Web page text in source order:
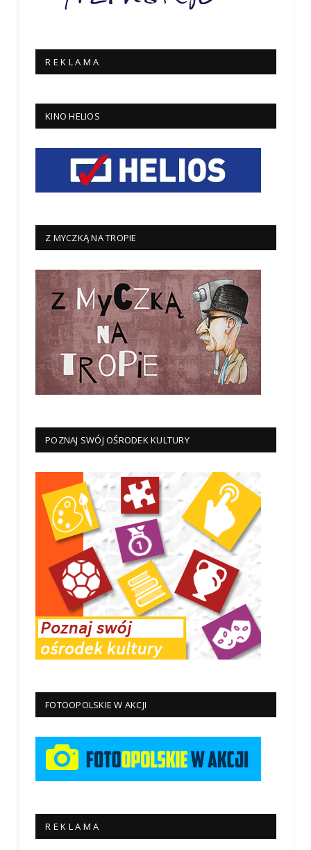
R E K L A M A
KINO HELIOS
Z MYCZKĄ NA TROPIE
POZNAJ SWÓJ OŚRODEK KULTURY
FOTOOPOLSKIE W AKCJI
R E K L A M A